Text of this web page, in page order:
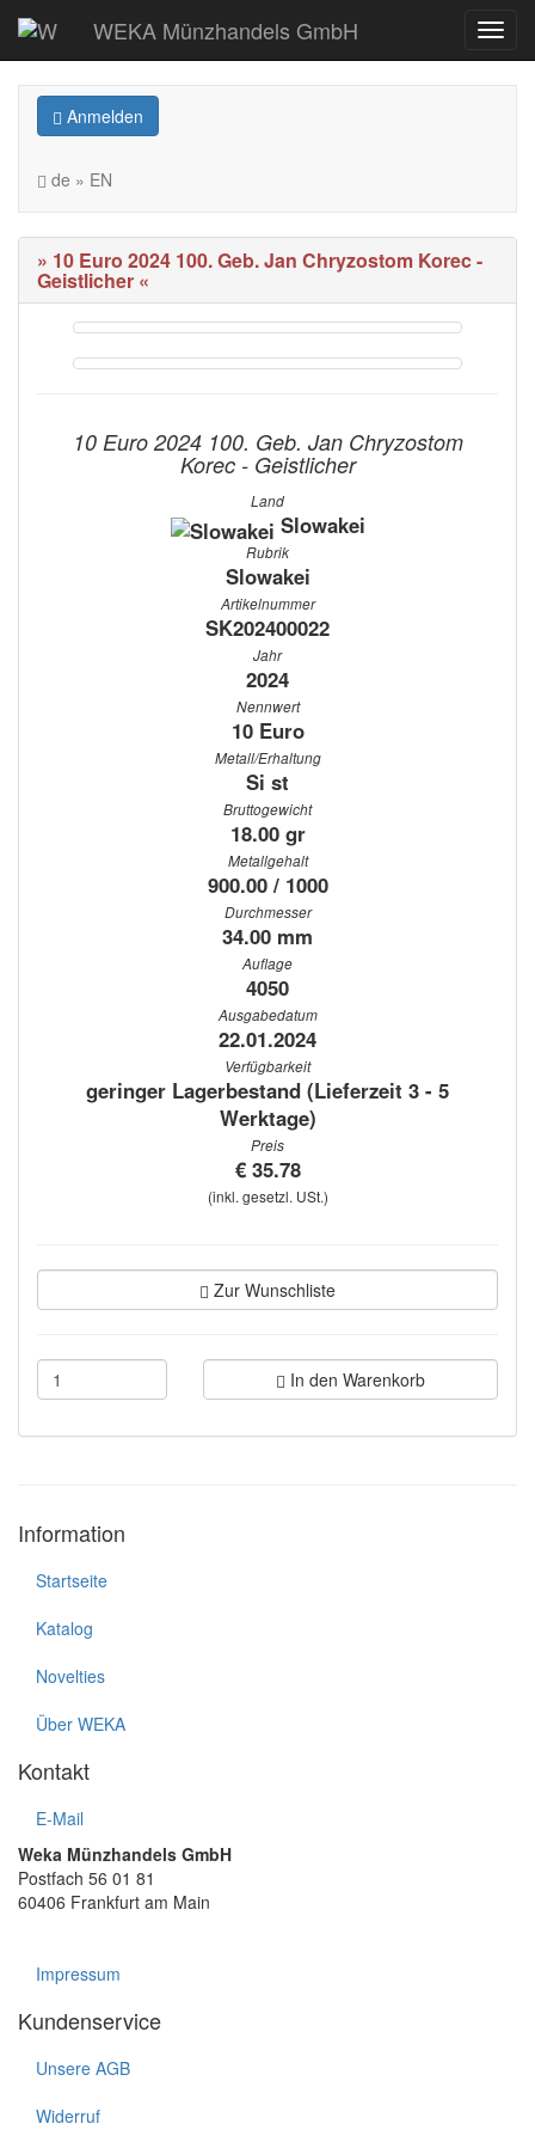
WEKA Münzhandels GmbH
Anmelden
de » EN
» 10 Euro 2024 100. Geb. Jan Chryzostom Korec -
Geistlicher «
10 Euro 2024 100. Geb. Jan Chryzostom
Korec - Geistlicher
Land
Slowakei
Rubrik
Slowakei
Artikelnummer
SK202400022
Jahr
2024
Nennwert
10 Euro
Metall/Erhaltung
Si st
Bruttogewicht
18.00 gr
Metallgehalt
900.00 / 1000
Durchmesser
34.00 mm
Auflage
4050
Ausgabedatum
22.01.2024
Verfügbarkeit
geringer Lagerbestand (Lieferzeit 3 - 5
Werktage)
Preis
€ 35.78
(inkl. gesetzl. USt.)
Zur Wunschliste
In den Warenkorb
Information
Startseite
Katalog
Novelties
Über WEKA
Kontakt
E-Mail
Weka Münzhandels GmbH
Postfach 56 01 81
60406 Frankfurt am Main
Impressum
Kundenservice
Unsere AGB
Widerruf